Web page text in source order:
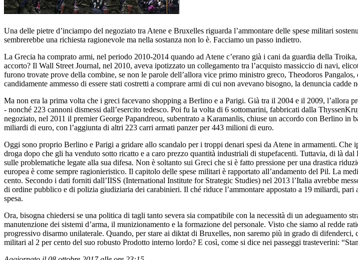
Una delle pietre d’inciampo del negoziato tra Atene e Bruxelles riguarda l’ammontare delle spese militari
sembrerebbe una richiesta ragionevole ma nella sostanza non lo è. Facciamo un passo indietro.
La Grecia ha comprato armi, nel periodo 2010-2014 quando ad Atene c’erano già i cani da guardia della
accorto? Il Wall Street Journal, nel 2010, aveva ipotizzato un collegamento tra l’acquisto massiccio di navi,
furono trovate prove della combine, se non le parole dell’allora vice primo ministro greco, Theodoros
candidamente ammesso di essere stati costretti a comprare armi di cui non avevano bisogno, la denuncia cadde
Ma non era la prima volta che i greci facevano shopping a Berlino e a Parigi. Già tra il 2004 e il 2009, l’allora
- nonché 223 cannoni dismessi dall’esercito tedesco. Poi fu la volta di 6 sottomarini, fabbricati dalla
negoziato, nel 2011 il premier George Papandreou, subentrato a Karamanlis, chiuse un accordo con Berlino
miliardi di euro, con l’aggiunta di altri 223 carri armati panzer per 443 milioni di euro.
Oggi sono proprio Berlino e Parigi a gridare allo scandalo per i troppi denari spesi da Atene in armamenti. Che
droga dopo che gli ha venduto sotto ricatto e a caro prezzo quantità industriali di stupefacenti. Tuttavia, di là
sulle problematiche legate alla sua difesa. Non è soltanto sui Greci che si è fatto pressione per una drastica
europea è come sempre ragionieristico. Il capitolo delle spese militari è rapportato all’andamento del Pil. La
cento. Secondo i dati forniti dall’IISS (International Institute for Strategic Studies) nel 2013 l’Italia avrebbe
di ordine pubblico e di polizia giudiziaria dei carabinieri. Il ché riduce l’ammontare appostato a 19 miliardi,
spesa.
Ora, bisogna chiedersi se una politica di tagli tanto severa sia compatibile con la necessità di un adeguamento
manutenzione dei sistemi d’arma, il munizionamento e la formazione del personale. Visto che siamo al redde
progressivo disarmo unilaterale. Quando, per stare ai diktat di Bruxelles, non saremo più in grado di
militari al 2 per cento del suo robusto Prodotto interno lordo? E così, come si dice nei passeggi trasteverini: